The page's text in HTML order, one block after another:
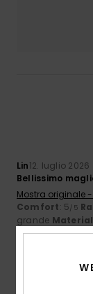
Lin12. luglio 2026
Bellissimo
Mostra originale
Comfort: 5/5
grande
Consiglio